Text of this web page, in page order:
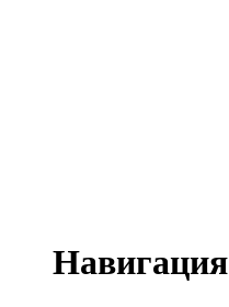
Навигация